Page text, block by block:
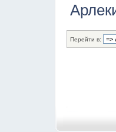
Перейти в: